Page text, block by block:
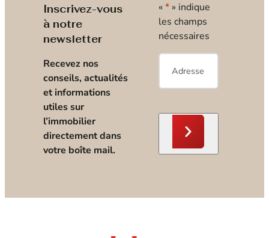
Inscrivez-vous
à notre
newsletter
Recevez nos
conseils, actualités
et informations
utiles sur
l’immobilier
directement dans
votre boîte mail.
« * » indique
les champs
nécessaires
E-
mail*